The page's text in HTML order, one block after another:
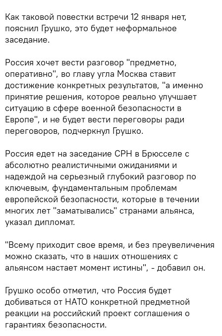
Как таковой повестки встречи 12 января нет,
пояснил Грушко, это будет неформальное
заседание.
Россия хочет вести разговор "предметно,
оперативно", во главу угла Москва ставит
достижение конкретных результатов, "а именно
принятие решения, которое реально улучшает
ситуацию в сфере военной безопасности в
Европе", и не будет вести переговоры ради
переговоров, подчеркнул Грушко.
Россия едет на заседание СРН в Брюсселе с
абсолютно реалистичными ожиданиями и
надеждой на серьезный глубокий разговор по
ключевым, фундаментальным проблемам
европейской безопасности, которые в течении
многих лет "заматывались" странами альянса,
указал дипломат.
"Всему приходит свое время, и без преувеличения
можно сказать, что в наших отношениях с
альянсом настает момент истины", - добавил он.
Грушко особо отметил, что Россия будет
добиваться от НАТО конкретной предметной
реакции на российский проект соглашения о
гарантиях безопасности.